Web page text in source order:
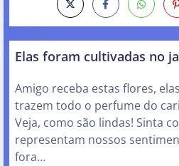
Elas foram cultivadas no
Amigo receba estas flores,
trazem todo o perfume do
Veja, como são lindas! Sinta
representam nossos
fora…